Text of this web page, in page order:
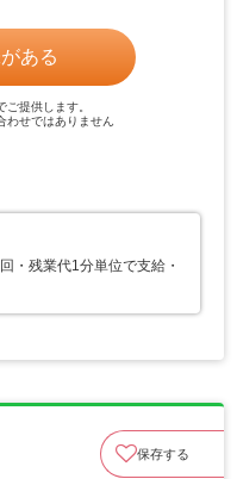
ある
提供します。
わせではありません
残業代1分単位で支給・
保存する